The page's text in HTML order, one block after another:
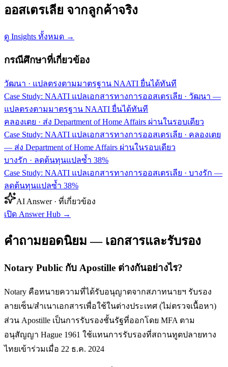
ออสเตรเลีย จากลูกค้าจริง
ดู Insights ทั้งหมด →
กรณีศึกษาที่เกี่ยวข้อง
วัฒนา · แปลตรงตามมาตรฐาน NAATI ยื่นได้ทันที
Case Study: NAATI แปลเอกสารทางการออสเตรเลีย · วัฒนา —
แปลตรงตามมาตรฐาน NAATI ยื่นได้ทันที
คลองเตย · ส่ง Department of Home Affairs ผ่านในรอบเดียว
Case Study: NAATI แปลเอกสารทางการออสเตรเลีย · คลองเตย
— ส่ง Department of Home Affairs ผ่านในรอบเดียว
บางรัก · ลดต้นทุนแปลซ้ำ 38%
Case Study: NAATI แปลเอกสารทางการออสเตรเลีย · บางรัก —
ลดต้นทุนแปลซ้ำ 38%
AI Answer · ที่เกี่ยวข้อง
เปิด Answer Hub →
คำถามยอดนิยม — เอกสารและรับรอง
Notary Public กับ Apostille ต่างกันอย่างไร?
Notary คือทนายความที่ได้รับอนุญาตจากสภาทนายฯ รับรอง
ลายเซ็น/สำเนาเอกสารเพื่อใช้ในต่างประเทศ (ไม่ตรวจเนื้อหา)
ส่วน Apostille เป็นการรับรองชั้นรัฐที่ออกโดย MFA ตาม
อนุสัญญา Hague 1961 ใช้แทนการรับรองที่สถานทูตปลายทาง
ไทยเข้าร่วมเมื่อ 22 ธ.ค. 2024